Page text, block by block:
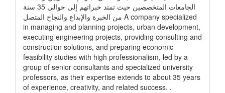
الجامعات المتخصصين حيث تمتد خبراتهم إلى حوالى 35 سنة
من الخبرة والإبداع والنجاح المتصل A company specialized
in managing and planning projects, urban development,
executing engineering projects, providing consulting and
construction solutions, and preparing economic
feasibility studies with high professionalism, led by a
group of senior consultants and specialized university
professors, as their expertise extends to about 35 years
of experience, creativity, and related success. .